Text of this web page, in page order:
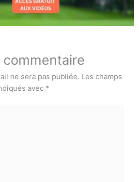
commentaire
ne sera pas publiée. Les champs
avec *